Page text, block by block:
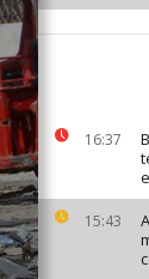
16:37
15:43